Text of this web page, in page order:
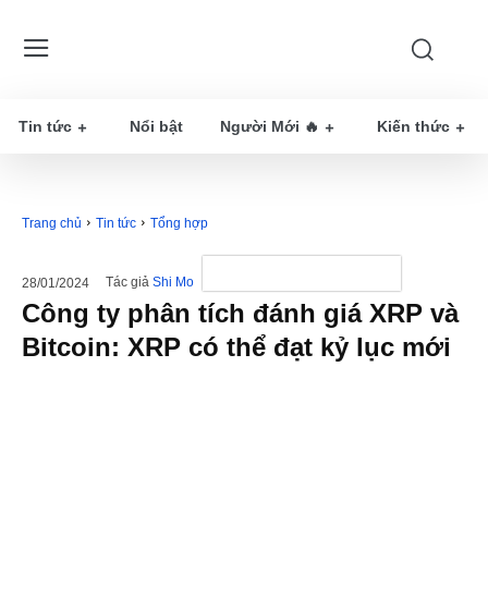
Tin tức Nổi bật Người Mới 🔥 Kiến thức
Trang chủ Tin tức Tổng hợp
28/01/2024 Tác giả Shi Mo
Công ty phân tích đánh giá XRP và
Bitcoin: XRP có thể đạt kỷ lục mới